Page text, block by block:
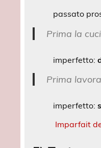
passato
Prima la
imperfetto:
Prima
imperfetto:
Imparfait